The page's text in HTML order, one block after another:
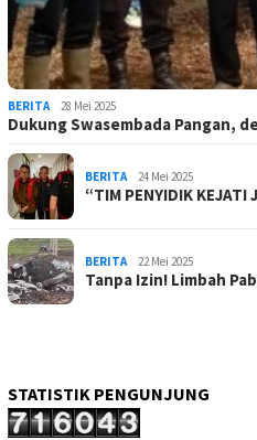
BERITA 28 Mei 2025
Dukung Swasembada Pangan,
BERITA 24 Mei 2025
“TIM PENYIDIK
BERITA 22 Mei 2025
Tanpa Izin! Limbah
STATISTIK PENGUNJUNG